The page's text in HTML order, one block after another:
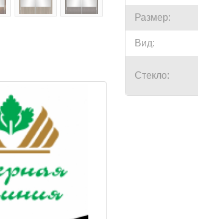
Размер:
Вид:
Стекло: